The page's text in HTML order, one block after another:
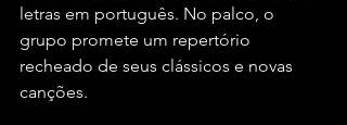
letras em português. No palco, o
grupo promete um repertório
recheado de seus clássicos e novas
canções.